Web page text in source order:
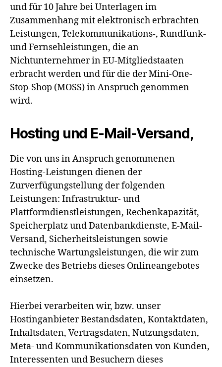
und für 10 Jahre bei Unterlagen im
Zusammenhang mit elektronisch erbrachten
Leistungen, Telekommunikations-, Rundfunk-
und Fernsehleistungen, die an
Nichtunternehmer in EU-Mitgliedstaaten
erbracht werden und für die der Mini-One-
Stop-Shop (MOSS) in Anspruch genommen
wird.
Hosting und E-Mail-Versand,
Die von uns in Anspruch genommenen
Hosting-Leistungen dienen der
Zurverfügungstellung der folgenden
Leistungen: Infrastruktur- und
Plattformdienstleistungen, Rechenkapazität,
Speicherplatz und Datenbankdienste, E-Mail-
Versand, Sicherheitsleistungen sowie
technische Wartungsleistungen, die wir zum
Zwecke des Betriebs dieses Onlineangebotes
einsetzen.
Hierbei verarbeiten wir, bzw. unser
Hostinganbieter Bestandsdaten, Kontaktdaten,
Inhaltsdaten, Vertragsdaten, Nutzungsdaten,
Meta- und Kommunikationsdaten von Kunden,
Interessenten und Besuchern dieses